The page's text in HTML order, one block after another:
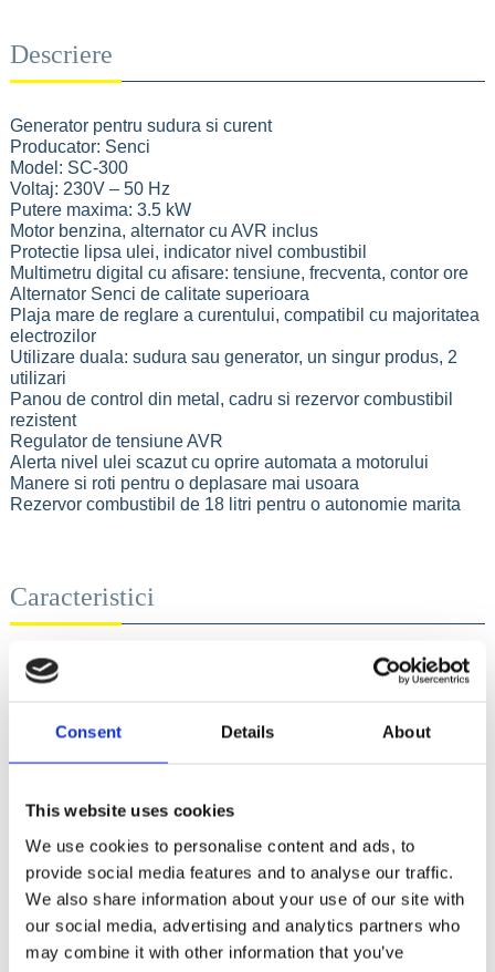
Consent Details About
This website uses cookies
We use cookies to personalise content and ads, to
provide social media features and to analyse our traffic.
We also share information about your use of our site with
our social media, advertising and analytics partners who
may combine it with other information that you’ve
Descriere
Generator pentru sudura si curent
Producator: Senci
Model: SC-300
Voltaj: 230V – 50 Hz
Putere maxima: 3.5 kW
Motor benzina, alternator cu AVR inclus
Protectie lipsa ulei, indicator nivel combustibil
Multimetru digital cu afisare: tensiune, frecventa, contor ore
Alternator Senci de calitate superioara
Plaja mare de reglare a curentului, compatibil cu majoritatea
electrozilor
Utilizare duala: sudura sau generator, un singur produs, 2
utilizari
Panou de control din metal, cadru si rezervor combustibil
rezistent
Regulator de tensiune AVR
Alerta nivel ulei scazut cu oprire automata a motorului
Manere si roti pentru o deplasare mai usoara
Rezervor combustibil de 18 litri pentru o autonomie marita
Caracteristici
Voltaj
Putere in regim continuu - 230V
3 kW
Putere maxima - 230V
Curent sudura Monofazat
13 A
Amperaj
50 -300 A